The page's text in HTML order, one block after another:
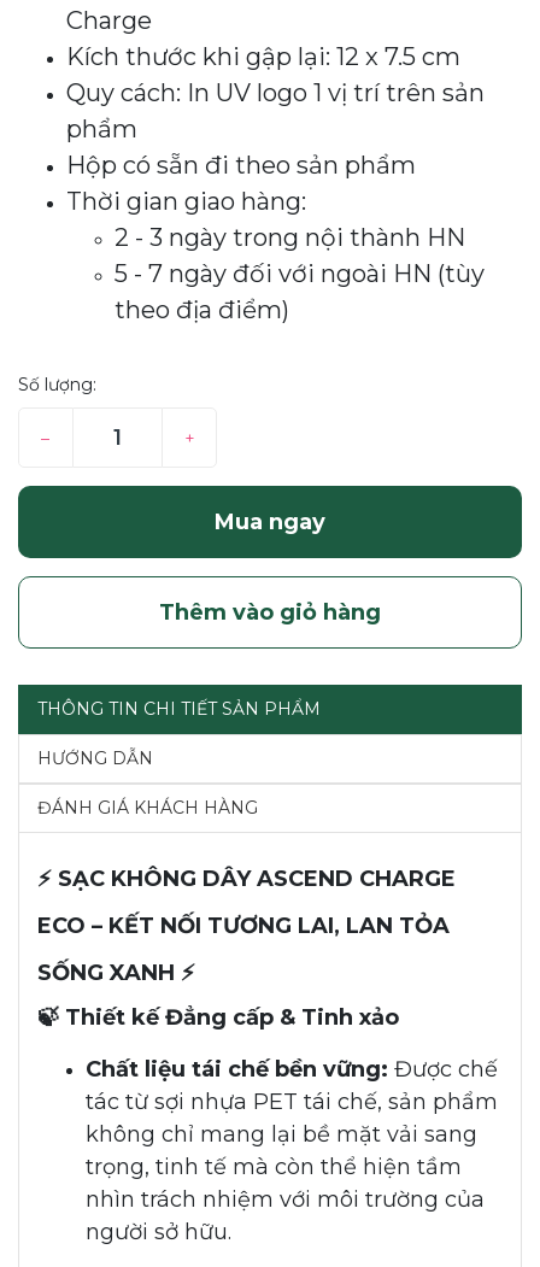
Charge
Kích thước khi gập lại: 12 x 7.5 cm
Quy cách: In UV logo 1 vị trí trên sản
phẩm
Hộp có sẵn đi theo sản phẩm
Thời gian giao hàng:
2 - 3 ngày trong nội thành HN
5 - 7 ngày đối với ngoài HN (tùy
theo địa điểm)
Số lượng:
– +
Mua ngay
Thêm vào giỏ hàng
THÔNG TIN CHI TIẾT SẢN PHẨM
HƯỚNG DẪN
ĐÁNH GIÁ KHÁCH HÀNG
⚡ SẠC KHÔNG DÂY ASCEND CHARGE
ECO – KẾT NỐI TƯƠNG LAI, LAN TỎA
SỐNG XANH ⚡
🍃 Thiết kế Đẳng cấp & Tinh xảo
Chất liệu tái chế bền vững: Được chế
tác từ sợi nhựa PET tái chế, sản phẩm
không chỉ mang lại bề mặt vải sang
trọng, tinh tế mà còn thể hiện tầm
nhìn trách nhiệm với môi trường của
người sở hữu.